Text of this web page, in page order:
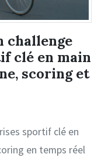
challenge
clé en main
scoring et
sportif clé en
en temps réel